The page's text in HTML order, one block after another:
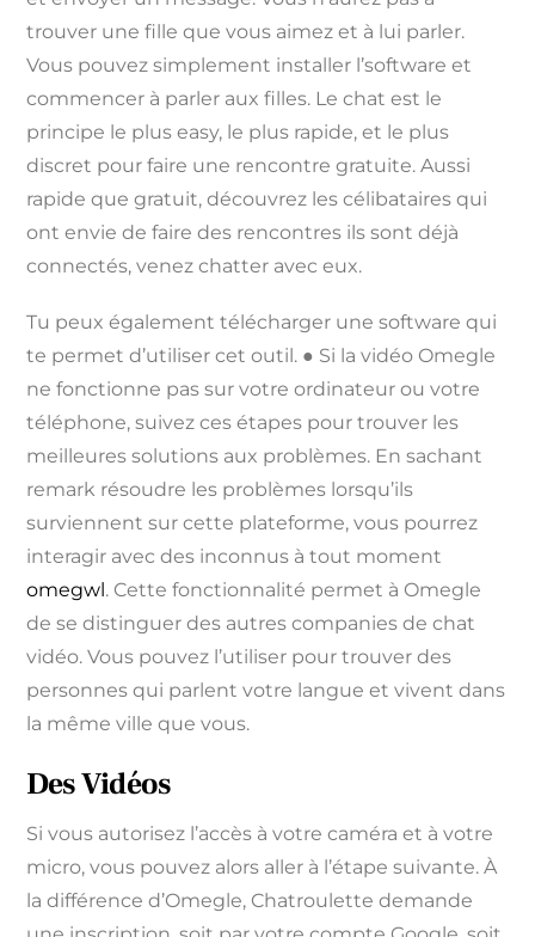
trouver une fille que vous aimez et à lui parler.
Vous pouvez simplement installer l’software et
commencer à parler aux filles. Le chat est le
principe le plus easy, le plus rapide, et le plus
discret pour faire une rencontre gratuite. Aussi
rapide que gratuit, découvrez les célibataires qui
ont envie de faire des rencontres ils sont déjà
connectés, venez chatter avec eux.
Tu peux également télécharger une software qui
te permet d’utiliser cet outil. ● Si la vidéo Omegle
ne fonctionne pas sur votre ordinateur ou votre
téléphone, suivez ces étapes pour trouver les
meilleures solutions aux problèmes. En sachant
remark résoudre les problèmes lorsqu’ils
surviennent sur cette plateforme, vous pourrez
interagir avec des inconnus à tout moment
omegwl. Cette fonctionnalité permet à Omegle
de se distinguer des autres companies de chat
vidéo. Vous pouvez l’utiliser pour trouver des
personnes qui parlent votre langue et vivent dans
la même ville que vous.
Des Vidéos
Si vous autorisez l’accès à votre caméra et à votre
micro, vous pouvez alors aller à l’étape suivante. À
la différence d’Omegle, Chatroulette demande